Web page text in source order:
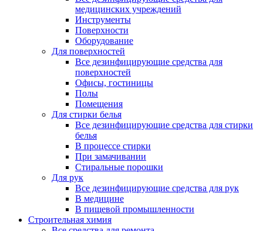
медицинских учреждений
Инструменты
Поверхности
Оборудование
Для поверхностей
Все дезинфицирующие средства для
поверхностей
Офисы, гостиницы
Полы
Помещения
Для стирки белья
Все дезинфицирующие средства для стирки
белья
В процессе стирки
При замачивании
Стиральные порошки
Для рук
Все дезинфицирующие средства для рук
В медицине
В пищевой промышленности
Строительная химия